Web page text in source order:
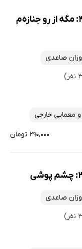
کتاب کارآگاه وارویک 4: مگه از رو جنازه‌م
صاعدی
معمایی خارجی
۲۹۰,۰۰۰ تومان
صاعدی